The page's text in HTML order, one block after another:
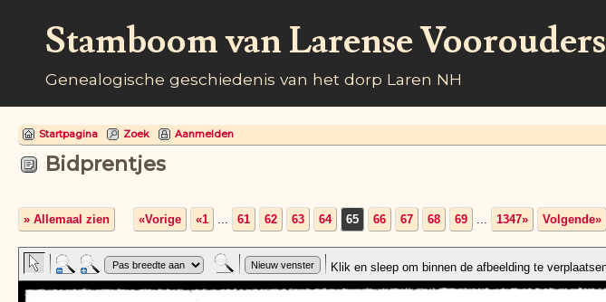
Stamboom van Larense Voorouders
Genealogische geschiedenis van het dorp Laren NH
Startpagina Zoek Aanmelden
Bidprentjes
» Allemaal zien «Vorige «1 ... 61 62 63 64 65 66 67 68 69 ... 1347» Volgende»